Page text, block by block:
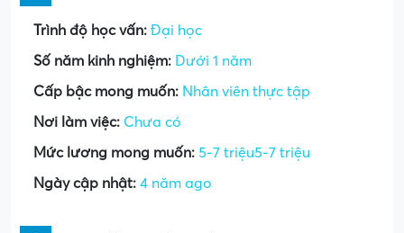
Trình độ học vấn: Đại học
Số năm kinh nghiệm: Dưới 1 năm
Cấp bậc mong muốn: Nhân viên thực tập
Nơi làm việc: Chưa có
Mức lương mong muốn: 5-7 triệu5-7 triệu
Ngày cập nhật: 4 năm ago